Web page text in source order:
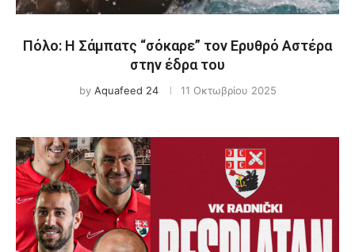
Πόλο: Η Σάμπατς “σόκαρε” τον Ερυθρό Αστέρα
στην έδρα του
by Aquafeed 24 11 Οκτωβρίου 2025